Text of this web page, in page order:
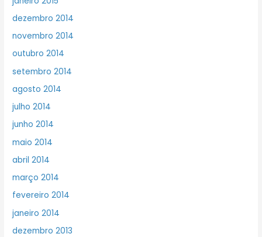
dezembro 2014
novembro 2014
outubro 2014
setembro 2014
agosto 2014
julho 2014
junho 2014
maio 2014
abril 2014
março 2014
fevereiro 2014
janeiro 2014
dezembro 2013